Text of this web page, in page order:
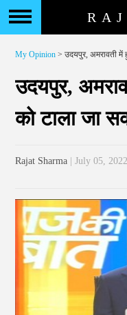
My Opinion > उदयपुर, अमरावती में
उदयपुर,
को टाला जा
Rajat Sharma | July 05, 2022